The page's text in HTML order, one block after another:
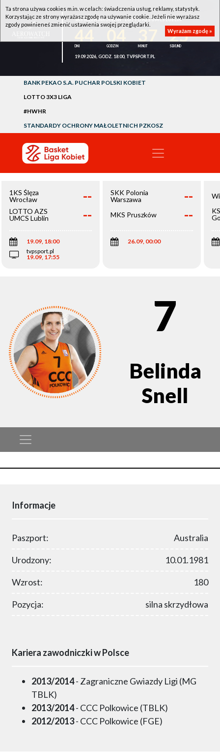
1KS ŚLĘZA WROCŁAW - LOTTO AZS UMCS LUBLIN
25
19.09.2026, GODZ. 18:00, TVPSPORT.PL
BANK PEKAO S.A. PUCHAR POLSKI KOBIET
LOTTO 3X3 LIGA
#HWHR
STANDARDY OCHRONY MAŁOLETNICH PZKOSZ
1KS Ślęza
Wrocław
--
LOTTO AZS
UMCS Lublin
--
19.09, 18:00
tvpsport.pl
19.09, 17:55
SKK Polonia
Warszawa
--
MKS Pruszków --
26.09, 00:00
7
Belinda
Snell
Informacje
Paszport: Australia
Urodzony: 10.01.1981
Wzrost: 180
Pozycja: silna skrzydłowa
Kariera zawodniczki w Polsce
2013/2014- Zagraniczne Gwiazdy Ligi (MG
TBLK)
2013/2014- CCC Polkowice (TBLK)
2012/2013- CCC Polkowice (FGE)
Ta strona używa cookies m.in. w celach: świadczenia usług, reklamy, statystyk.
Korzystając ze strony wyrażasz zgodę na używanie cookie. Jeżeli nie wyrażasz
zgody powinieneś zmienić ustawienia swojej przeglądarki.
Wyrażam zgodę »